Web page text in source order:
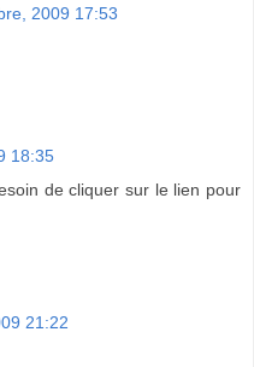
2009 17:53
18:35
de cliquer sur le lien pour
21:22